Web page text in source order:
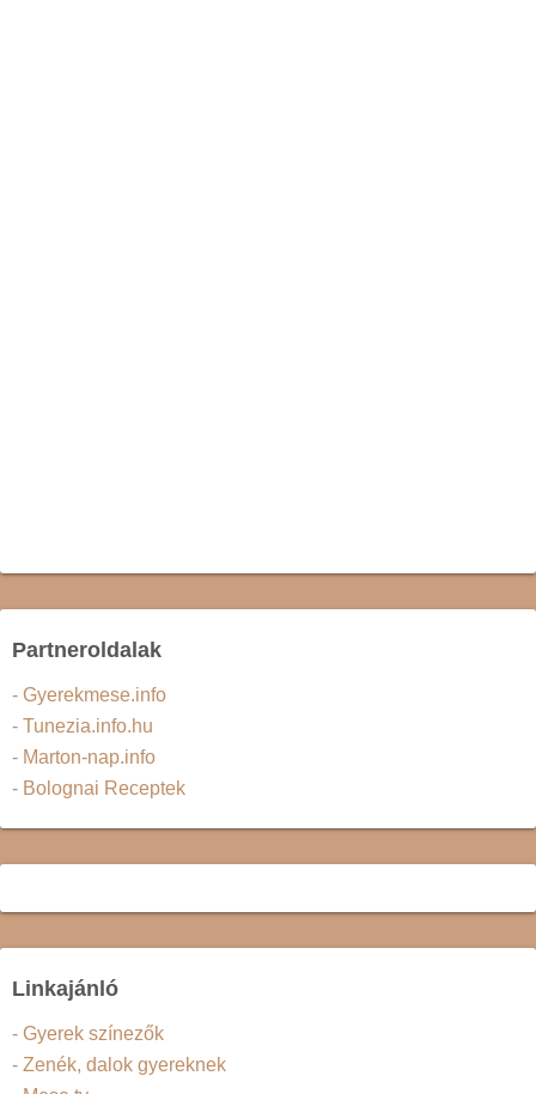
Partneroldalak
- Gyerekmese.info
- Tunezia.info.hu
- Marton-nap.info
- Bolognai Receptek
Linkajánló
- Gyerek színezők
- Zenék, dalok gyereknek